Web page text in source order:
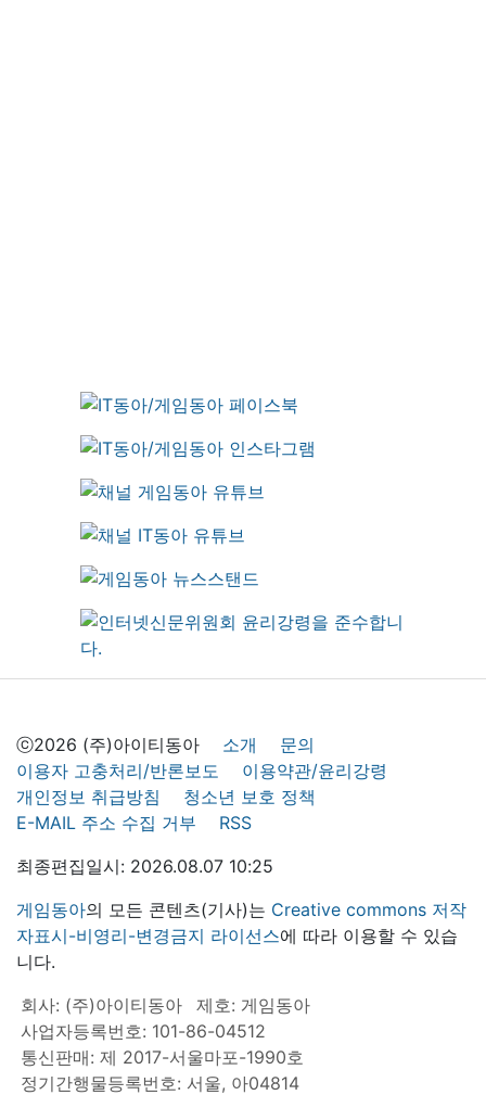
ⓒ2026 (주)아이티동아 소개
문의
이용자 고충처리/반론보도
이용약관/윤리강령
개인정보 취급방침
청소년 보호 정책
E-MAIL 주소 수집 거부
RSS
최종편집일시: 2026.08.07 10:25
게임동아의 모든 콘텐츠(기사)는 Creative commons 저작
자표시-비영리-변경금지 라이선스에 따라 이용할 수 있습
니다.
회사: (주)아이티동아
제호: 게임동아
사업자등록번호: 101-86-04512
통신판매: 제 2017-서울마포-1990호
정기간행물등록번호: 서울, 아04814